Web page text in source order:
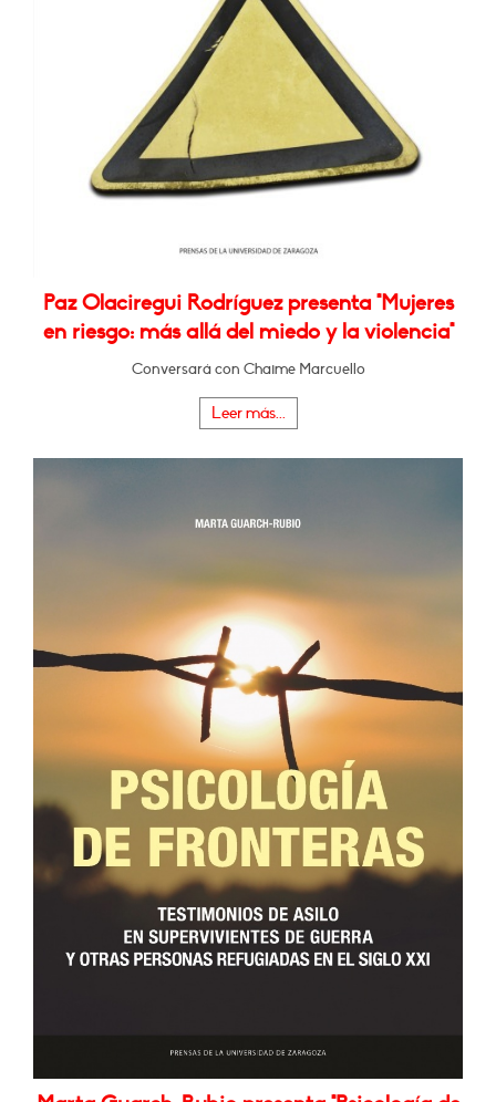
Paz Olaciregui Rodríguez presenta "Mujeres
en riesgo: más allá del miedo y la violencia"
Conversará con Chaime Marcuello
Leer más...